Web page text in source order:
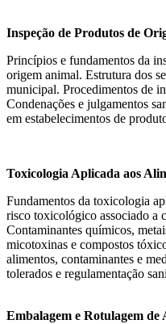
Inspeção de Produtos de
Princípios e fundamentos da
origem animal. Estrutura dos
municipal. Procedimentos de
Condenações e julgamentos
em estabelecimentos de
Toxicologia Aplicada aos
Fundamentos da toxicologia
risco toxicológico associado a
Contaminantes químicos,
micotoxinas e compostos
alimentos, contaminantes e
tolerados e regulamentação
Embalagem e Rotulagem de